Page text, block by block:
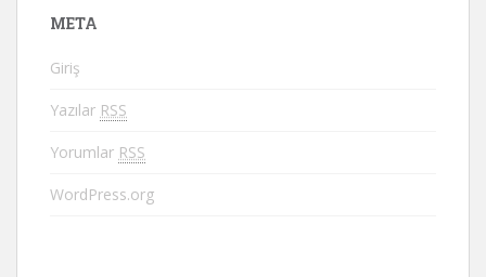
META
Giriş
Yazılar RSS
Yorumlar RSS
WordPress.org